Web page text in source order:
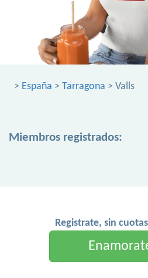
> España > Tarragona > Valls
Miembros registrados:
Registrate, sin